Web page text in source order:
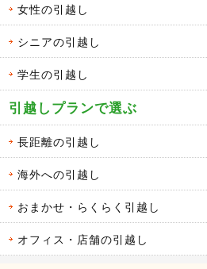
女性の引越し
シニアの引越し
学生の引越し
引越しプランで選ぶ
長距離の引越し
海外への引越し
おまかせ・らくらく引越し
オフィス・店舗の引越し